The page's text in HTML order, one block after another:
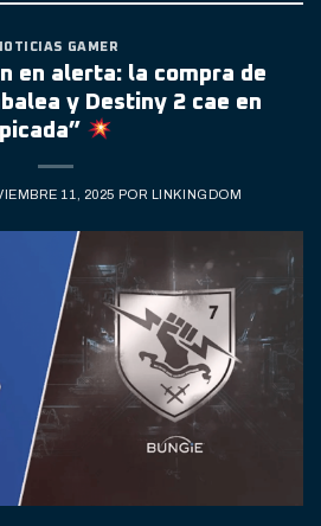
GAMER
en alerta: la compra de
y Destiny 2 cae en
picada”
11, 2025 POR LINKINGDOM